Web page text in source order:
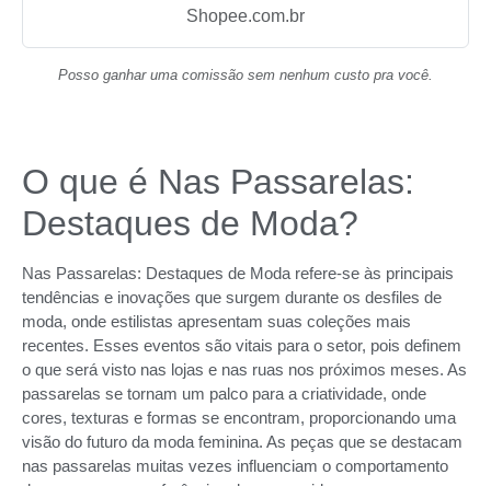
Shopee.com.br
Posso ganhar uma comissão sem nenhum custo pra você.
O que é Nas Passarelas:
Destaques de Moda?
Nas Passarelas: Destaques de Moda refere-se às principais
tendências e inovações que surgem durante os desfiles de
moda, onde estilistas apresentam suas coleções mais
recentes. Esses eventos são vitais para o setor, pois definem
o que será visto nas lojas e nas ruas nos próximos meses. As
passarelas se tornam um palco para a criatividade, onde
cores, texturas e formas se encontram, proporcionando uma
visão do futuro da moda feminina. As peças que se destacam
nas passarelas muitas vezes influenciam o comportamento